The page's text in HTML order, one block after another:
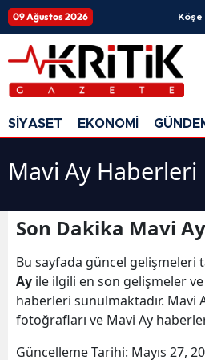
09 Ağustos 2026 Köşe
SİYASET EKONOMİ
Mavi Ay Haberleri
Son Dakika Mavi
Bu sayfada güncel gelişmeleri
Ay ile ilgili en son gelişmeler
haberleri sunulmaktadır. Mavi
fotoğrafları ve Mavi Ay
Güncelleme Tarihi: Mayıs 27,